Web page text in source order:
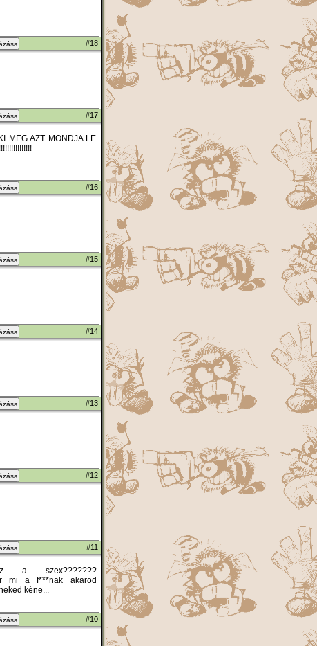
#18
#17
MEG AZT MONDJA LE
#16
#15
#14
#13
#12
#11
mi a f***nak akarod
kéne...
#10